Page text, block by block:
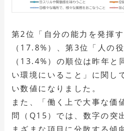
第2位「自分の能力を発揮す
（17.8%）、第3位「人の
（13.4%）の順位は昨年と
い環境にいること」に関し
い数値になりました。
また、「働く上で大事な価
問（Q15）では、数字の突